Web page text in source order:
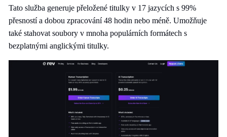
Tato služba generuje přeložené titulky v 17 jazycích s 99%
přesností a dobou zpracování 48 hodin nebo méně. Umožňuje
také stahovat soubory v mnoha populárních formátech s
bezplatnými anglickými titulky.